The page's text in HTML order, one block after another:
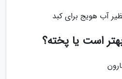
آب هویج برای کبد
است یا پخته؟